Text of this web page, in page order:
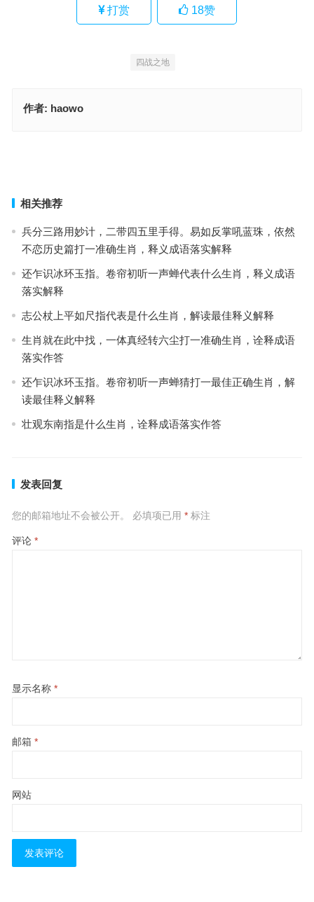
打赏 18赞
四战之地
作者: haowo
相关推荐
兵分三路用妙计，二带四五里手得。易如反掌吼蓝珠，依然
不恋历史篇打一准确生肖，释义成语落实解释
还乍识冰环玉指。卷帘初听一声蝉代表什么生肖，释义成语
落实解释
志公杖上平如尺指代表是什么生肖，解读最佳释义解释
生肖就在此中找，一体真经转六尘打一准确生肖，诠释成语
落实作答
还乍识冰环玉指。卷帘初听一声蝉猜打一最佳正确生肖，解
读最佳释义解释
壮观东南指是什么生肖，诠释成语落实作答
发表回复
您的邮箱地址不会被公开。 必填项已用 *标注
评论 *
显示名称 *
邮箱 *
网站